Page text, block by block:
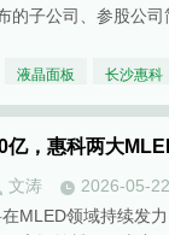
的子公司、参股公
液晶面板 长沙惠科
亿，惠科两大
文涛
2026-05-22
MLED领域持续发